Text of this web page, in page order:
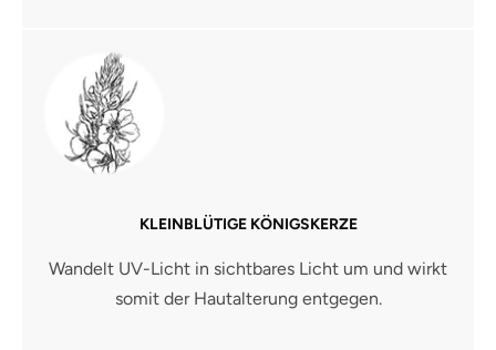
KLEINBLÜTIGE KÖNIGSKERZE
Wandelt UV-Licht in sichtbares Licht um und wirkt
somit der Hautalterung entgegen.